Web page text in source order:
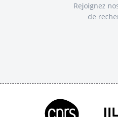
Rejoignez
de